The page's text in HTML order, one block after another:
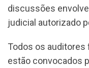
discussões
judicial autorizado
Todos os
estão convocados